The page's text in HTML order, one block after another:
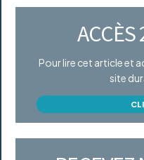
ACCÈS
Pour lire cet article et
site